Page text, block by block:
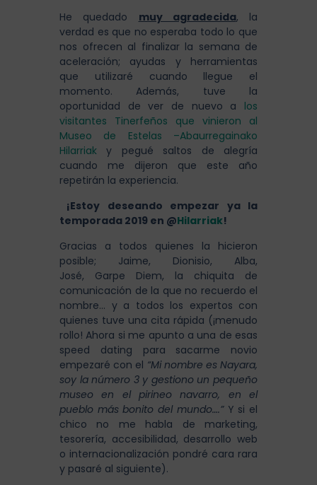
He quedado muy agradecida, la
verdad es que no esperaba todo lo que
nos ofrecen al finalizar la semana de
aceleración; ayudas y herramientas
que utilizaré cuando llegue el
momento. Además, tuve la
oportunidad de ver de nuevo a los
visitantes Tinerfeños que vinieron al
Museo de Estelas –Abaurregainako
Hilarriak y pegué saltos de alegría
cuando me dijeron que este año
repetirán la experiencia.
¡Estoy deseando empezar ya la
temporada 2019 en @Hilarriak!
Gracias a todos quienes la hicieron
posible; Jaime, Dionisio, Alba,
José, Garpe Diem, la chiquita de
comunicación de la que no recuerdo el
nombre… y a todos los expertos con
quienes tuve una cita rápida (¡menudo
rollo! Ahora si me apunto a una de esas
speed dating para sacarme novio
empezaré con el “Mi nombre es Nayara,
soy la número 3 y gestiono un pequeño
museo en el pirineo navarro, en el
pueblo más bonito del mundo….” Y si el
chico no me habla de marketing,
tesorería, accesibilidad, desarrollo web
o internacionalización pondré cara rara
y pasaré al siguiente).